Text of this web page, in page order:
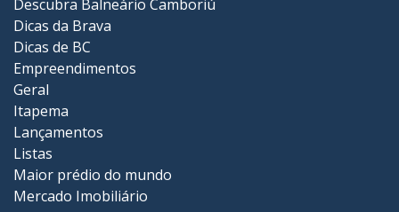
Descubra Balneário Camboriú
Dicas da Brava
Dicas de BC
Empreendimentos
Geral
Itapema
Lançamentos
Listas
Maior prédio do mundo
Mercado Imobiliário